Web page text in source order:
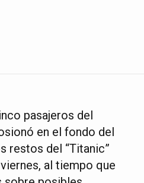
pasajeros del
en el fondo del
restos del “Titanic”
al tiempo que